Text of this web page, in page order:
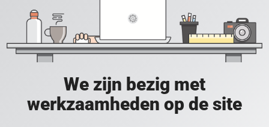
We zijn bezig met
werkzaamheden op de site